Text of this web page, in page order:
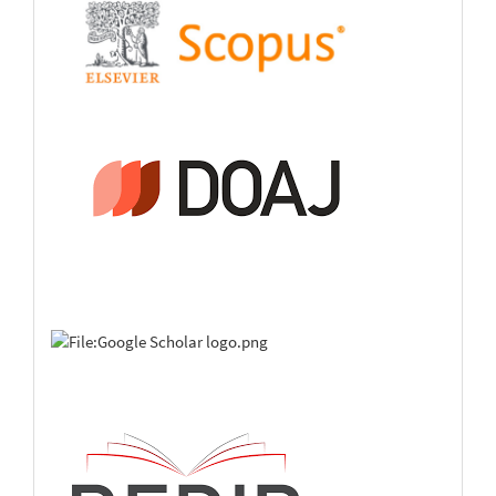
Mohamed Aboulouafa
Mapping soil erosion–prone sites through GIS and
remote sensing for the Tifnout Askaoun watershed,
southern Morocco.
Cheikh Bergane
Assessment of climate variability and meteorological
(2021)
Geosciences, 14(17).
10.1007/s12517-021-07889-4